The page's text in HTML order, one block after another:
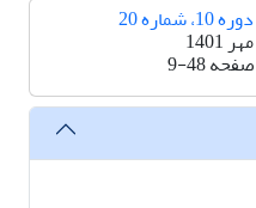
دوره 10، شماره 20
مهر 1401
صفحه9-48